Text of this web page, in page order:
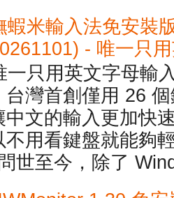
蝦米輸入法免安裝
- 唯一只
一只用英文字母輸
台灣首創僅用 26
中文的輸入更加快
不用看鍵盤就能夠
世至今，除了